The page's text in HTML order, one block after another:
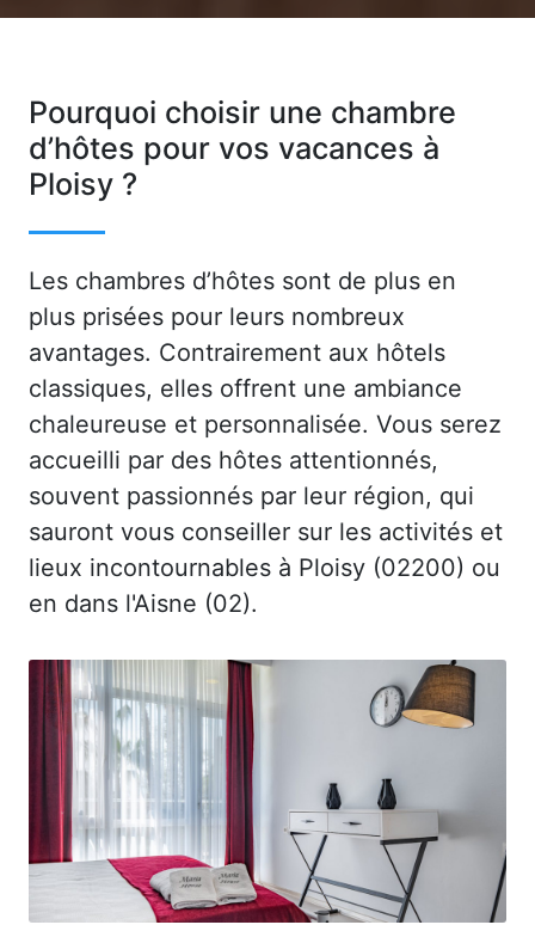
Pourquoi choisir une chambre
d’hôtes pour vos vacances à
Ploisy ?
Les chambres d’hôtes sont de plus en
plus prisées pour leurs nombreux
avantages. Contrairement aux hôtels
classiques, elles offrent une ambiance
chaleureuse et personnalisée. Vous serez
accueilli par des hôtes attentionnés,
souvent passionnés par leur région, qui
sauront vous conseiller sur les activités et
lieux incontournables à Ploisy (02200) ou
en dans l'Aisne (02).